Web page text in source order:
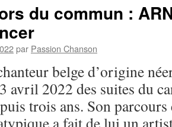
du commun :
par Passion Chanson
belge d’origine
avril 2022 des suites du
trois ans. Son
a fait de lui un